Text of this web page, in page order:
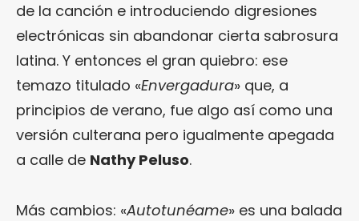
de la canción e introduciendo digresiones
electrónicas sin abandonar cierta sabrosura
latina. Y entonces el gran quiebro: ese
temazo titulado «Envergadura» que, a
principios de verano, fue algo así como una
versión culterana pero igualmente apegada
a calle de Nathy Peluso.
Más cambios: «Autotunéame» es una balada